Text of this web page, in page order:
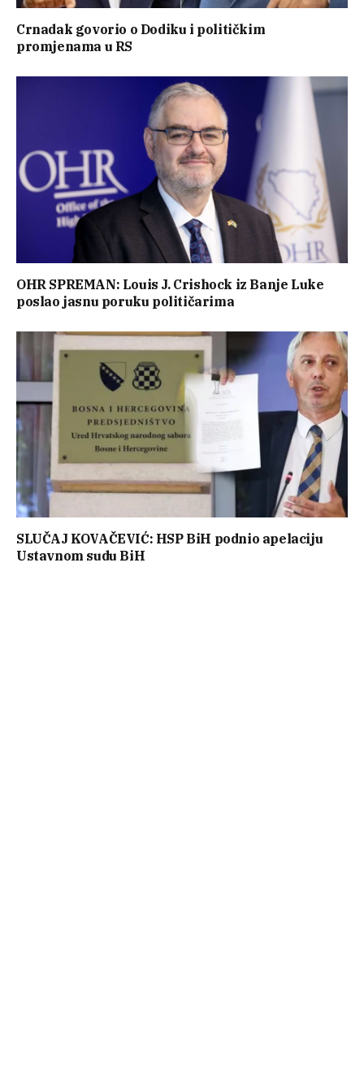
Crnadak govorio o Dodiku i političkim
promjenama u RS
OHR SPREMAN: Louis J. Crishock iz Banje Luke
poslao jasnu poruku političarima
SLUČAJ KOVAČEVIĆ: HSP BiH podnio apelaciju
Ustavnom sudu BiH